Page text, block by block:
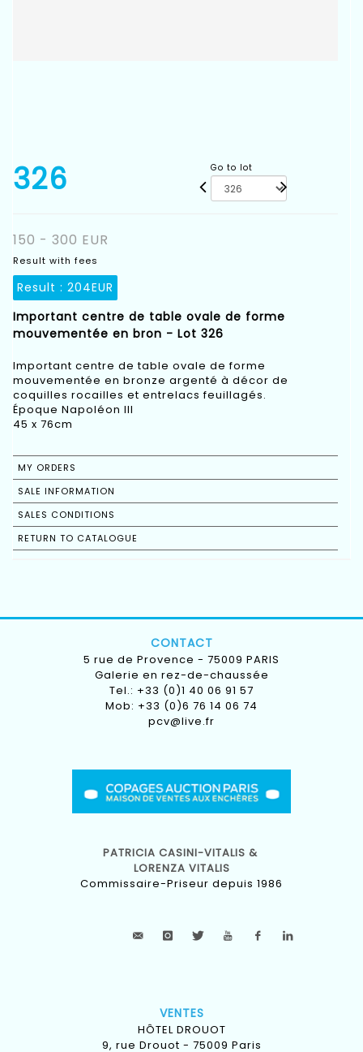
326 Go to lot
150 - 300 EUR
Result with fees
Result : 204EUR
Important centre de table ovale de forme
mouvementée en bron - Lot 326
Important centre de table ovale de forme
mouvementée en bronze argenté à décor de
coquilles rocailles et entrelacs feuillagés.
Époque Napoléon III
45 x 76cm
MY ORDERS
SALE INFORMATION
SALES CONDITIONS
RETURN TO CATALOGUE
CONTACT
5 rue de Provence - 75009 PARIS
Galerie en rez-de-chaussée
Tel.: +33 (0)1 40 06 91 57
Mob: +33 (0)6 76 14 06 74
pcv@live.fr
PATRICIA CASINI-VITALIS &
LORENZA VITALIS
Commissaire-Priseur depuis 1986
VENTES
HÔTEL DROUOT
9, rue Drouot - 75009 Paris